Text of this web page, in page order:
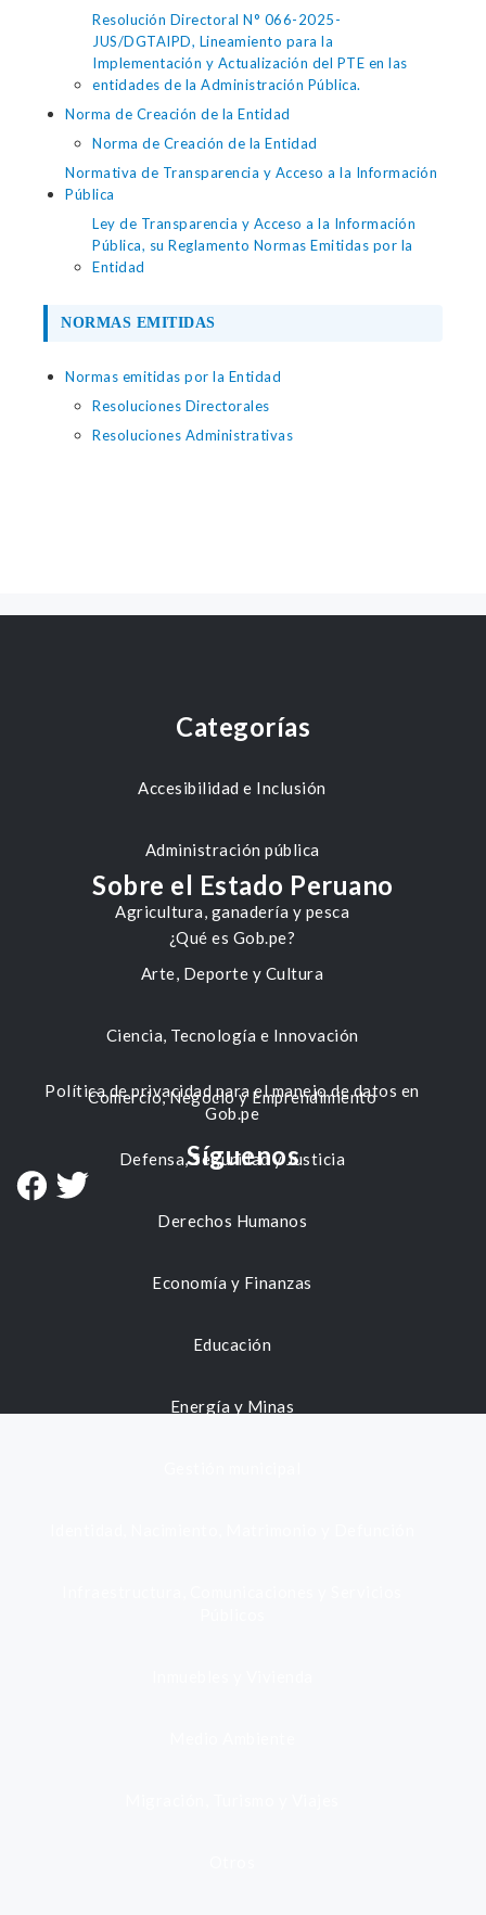
Resolución Directoral N° 066-2025-
JUS/DGTAIPD, Lineamiento para la
Implementación y Actualización del PTE en las
entidades de la Administración Pública.
Norma de Creación de la Entidad
Norma de Creación de la Entidad
Normativa de Transparencia y Acceso a la Información
Pública
Ley de Transparencia y Acceso a la Información
Pública, su Reglamento Normas Emitidas por la
Entidad
NORMAS EMITIDAS
Normas emitidas por la Entidad
Resoluciones Directorales
Resoluciones Administrativas
Categorías
Accesibilidad e Inclusión
Administración pública
Agricultura, ganadería y pesca
Arte, Deporte y Cultura
Ciencia, Tecnología e Innovación
Comercio, Negocio y Emprendimiento
Defensa, Seguridad y Justicia
Derechos Humanos
Economía y Finanzas
Educación
Energía y Minas
Sobre el Estado Peruano
¿Qué es Gob.pe?
Política de privacidad para el manejo de datos en
Gob.pe
Síguenos